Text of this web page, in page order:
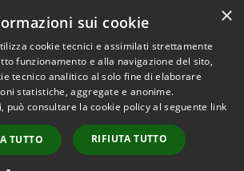
accessibilità
Copyright © 2026 • Comune di
Diano San Pietro • Powered by
Municipium•
Accesso
redazione
×
sui cookie
cookie tecnici e assimilati strettamente
funzionamento e alla navigazione del sito,
tecnico analitico al solo fine di elaborare
statistiche, aggregate e anonime.
può consultare la cookie policy al seguente link
TUTTO RIFIUTA TUTTO